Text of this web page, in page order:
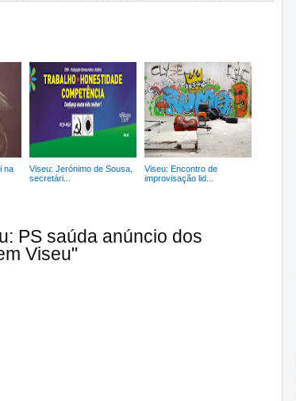
na
Viseu: Jerónimo de Sousa,
secretári...
Viseu: Encontro de
improvisação lid...
PS saúda anúncio dos
Viseu"